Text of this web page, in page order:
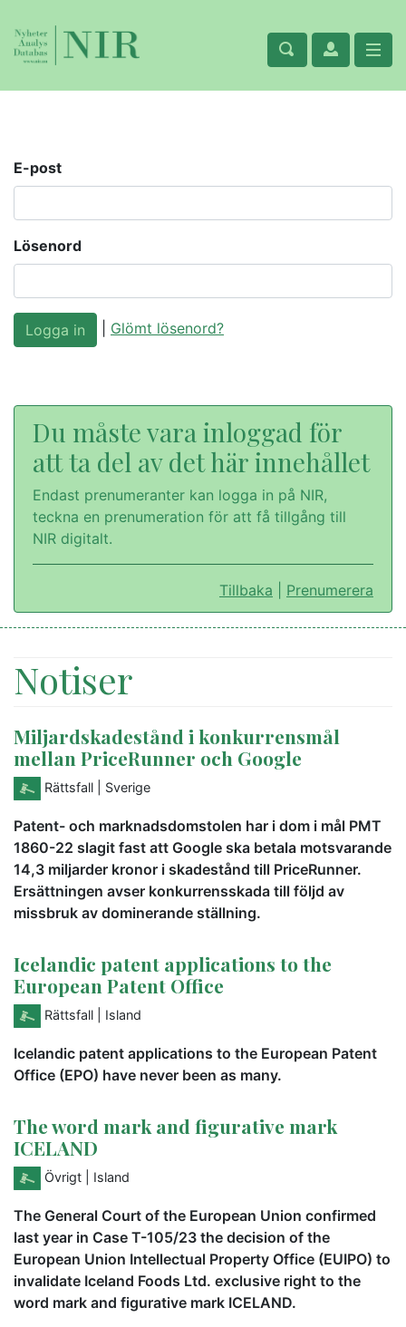
E-post
Lösenord
Glömt lösenord?
Du måste vara inloggad för
att ta del av det här innehållet
Endast prenumeranter kan logga in på NIR,
teckna en prenumeration för att få tillgång till
NIR digitalt.
Tillbaka Prenumerera
Notiser
Miljardskadestånd i konkurrensmål
mellan PriceRunner och Google
Rättsfall | Sverige
Patent- och marknadsdomstolen har i dom i mål PMT
1860-22 slagit fast att Google ska betala motsvarande
14,3 miljarder kronor i skadestånd till PriceRunner.
Ersättningen avser konkurrensskada till följd av
missbruk av dominerande ställning.
Icelandic patent applications to the
European Patent Office
Rättsfall | Island
Icelandic patent applications to the European Patent
Office (EPO) have never been as many.
The word mark and figurative mark
ICELAND
Övrigt | Island
The General Court of the European Union confirmed
last year in Case T-105/23 the decision of the
European Union Intellectual Property Office (EUIPO) to
invalidate Iceland Foods Ltd. exclusive right to the
word mark and figurative mark ICELAND.